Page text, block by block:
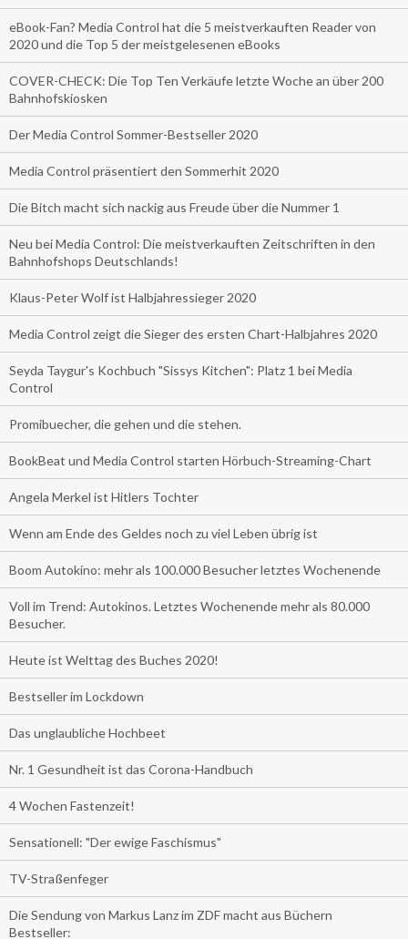
eBook-Fan? Media Control hat die 5 meistverkauften Reader von
2020 und die Top 5 der meistgelesenen eBooks
COVER-CHECK: Die Top Ten Verkäufe letzte Woche an über 200
Bahnhofskiosken
Der Media Control Sommer-Bestseller 2020
Media Control präsentiert den Sommerhit 2020
Die Bitch macht sich nackig aus Freude über die Nummer 1
Neu bei Media Control: Die meistverkauften Zeitschriften in den
Bahnhofshops Deutschlands!
Klaus-Peter Wolf ist Halbjahressieger 2020
Media Control zeigt die Sieger des ersten Chart-Halbjahres 2020
Seyda Taygur's Kochbuch "Sissys Kitchen": Platz 1 bei Media
Control
Promibuecher, die gehen und die stehen.
BookBeat und Media Control starten Hörbuch-Streaming-Chart
Angela Merkel ist Hitlers Tochter
Wenn am Ende des Geldes noch zu viel Leben übrig ist
Boom Autokino: mehr als 100.000 Besucher letztes Wochenende
Voll im Trend: Autokinos. Letztes Wochenende mehr als 80.000
Besucher.
Heute ist Welttag des Buches 2020!
Bestseller im Lockdown
Das unglaubliche Hochbeet
Nr. 1 Gesundheit ist das Corona-Handbuch
4 Wochen Fastenzeit!
Sensationell: "Der ewige Faschismus"
TV-Straßenfeger
Die Sendung von Markus Lanz im ZDF macht aus Büchern
Bestseller: